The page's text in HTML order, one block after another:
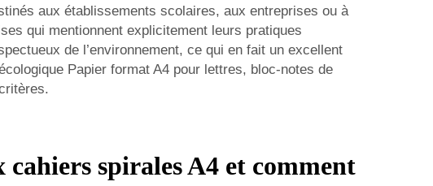
aux établissements scolaires, aux entreprises ou à
qui mentionnent explicitement leurs pratiques
de l’environnement, ce qui en fait un excellent
Papier format A4 pour lettres, bloc-notes de
spirales A4 et comment